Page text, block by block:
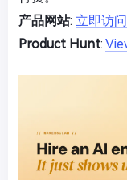
产品网站: 立即访问
Product Hunt: